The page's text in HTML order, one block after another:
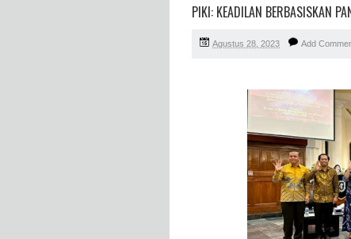
PIKI: KEADILAN BERBASISKAN
Agustus 28, 2023 Add